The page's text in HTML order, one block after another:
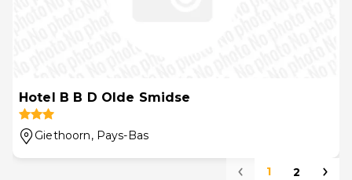
Hotel B B D Olde Smidse
Giethoorn, Pays-Bas
1 2